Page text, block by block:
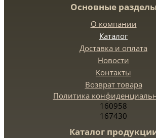
Основные разделы
О компании
Каталог
Доставка и оплата
Новости
Контакты
Возврат товара
Политика
160958
167430
Каталог